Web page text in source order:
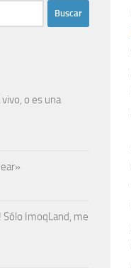
o es una
Sólo ImoqLand, me